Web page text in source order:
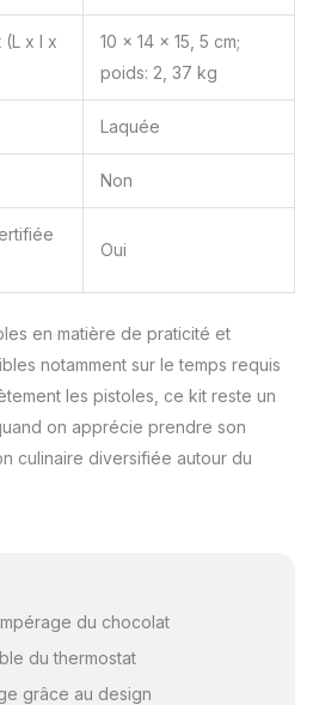
(L x l x
10 x 14 x 15, 5 cm;
poids: 2, 37 kg
Laquée
Non
Oui
en matière de praticité et
notamment sur le temps requis
les pistoles, ce kit reste un
on apprécie prendre son
culinaire diversifiée autour du
du chocolat
du thermostat
grâce au design